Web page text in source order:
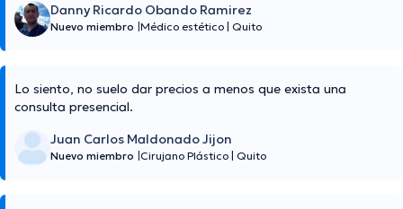
Danny Ricardo Obando Ramirez
Nuevo miembro Médico estético Quito
Lo siento, no suelo dar precios a menos que exista una
consulta presencial.
Juan Carlos Maldonado Jijon
Nuevo miembro Cirujano Plástico Quito